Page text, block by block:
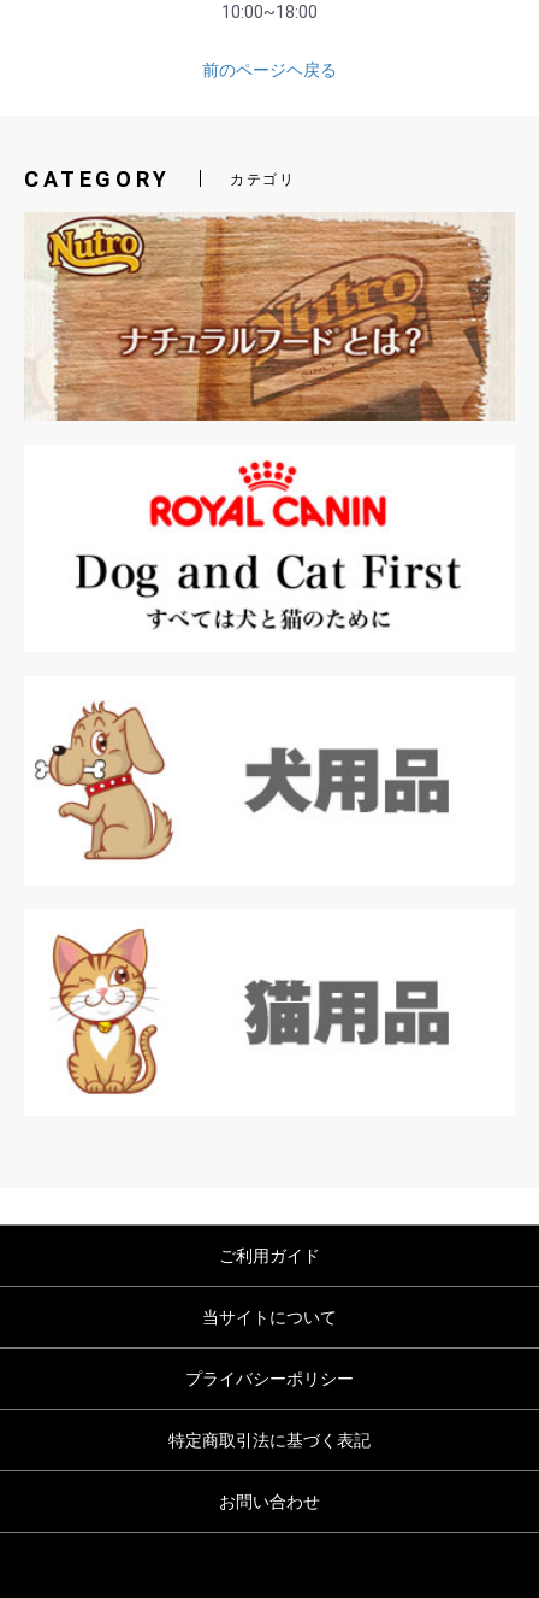
10:00~18:00
前のページヘ戻る
CATEGORY カテゴリ
ご利用ガイド
当サイトについて
プライバシーポリシー
特定商取引法に基づく表記
お問い合わせ